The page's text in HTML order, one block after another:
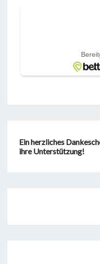
Ein herzliches
ihre Unterstützung!